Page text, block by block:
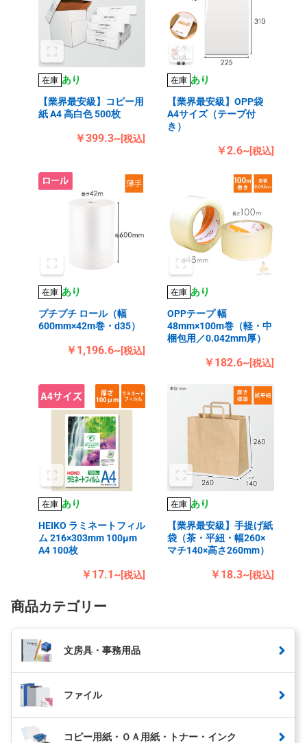
在庫 あり
【業界最安級】コピー用
紙 A4 高白色 500枚
￥399.3~[税込]
在庫 あり
【業界最安級】OPP袋
A4サイズ（テープ付
き）
￥2.6~[税込]
在庫 あり
プチプチ ロール（幅
600mm×42m巻・d35）
￥1,196.6~[税込]
在庫 あり
OPPテープ 幅
48mm×100m巻（軽・中
梱包用／0.042mm厚）
￥182.6~[税込]
在庫 あり
HEIKO ラミネートフィル
ム 216×303mm 100μm
A4 100枚
￥17.1~[税込]
在庫 あり
【業界最安級】手提げ紙
袋（茶・平紐・幅260×
マチ140×高さ260mm）
￥18.3~[税込]
商品カテゴリー
文房具・事務用品
ファイル
コピー用紙・ＯＡ用紙・トナー・インク